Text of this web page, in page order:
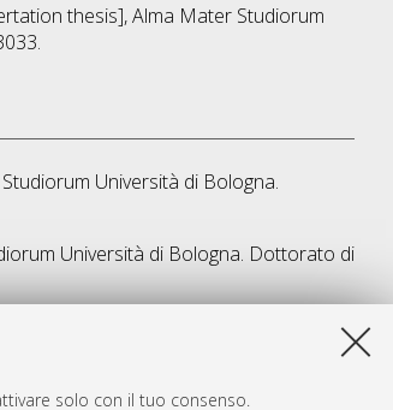
solo con il tuo consenso.
thesis], Alma Mater Studiorum
Università di Bologna.
Università di Bologna. Dottorato di
il Thu Aug 6 20:49:23 2026 CEST.